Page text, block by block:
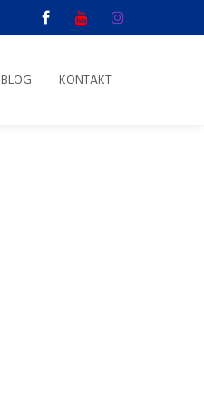
BLOG KONTAKT